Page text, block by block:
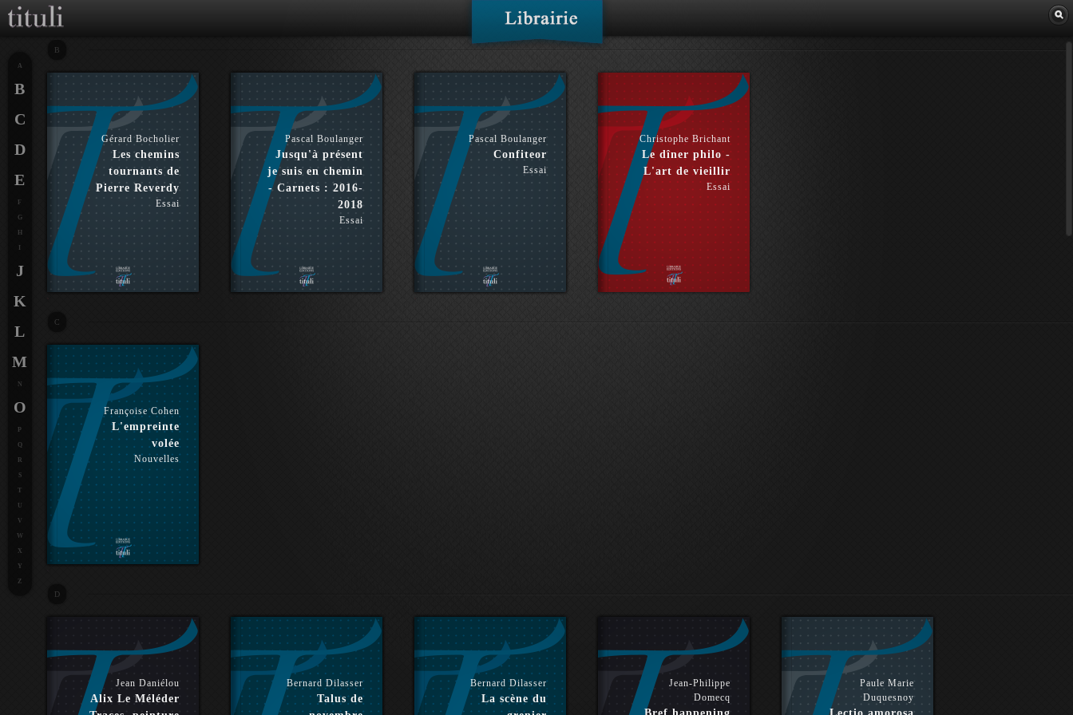
B
Gérard Bocholier
Les chemins
tournants de
Pierre Reverdy
Essai
Pascal Boulanger
Jusqu'à présent
je suis en chemin
- Carnets : 2016-
2018
Essai
Pascal Boulanger
Confiteor
Essai
Christophe Brichant
Le dîner philo -
L'art de vieillir
Essai
C
Françoise Cohen
L'empreinte
volée
Nouvelles
D
Jean Daniélou
Alix Le Méléder
Bernard Dilasser
Talus de
Bernard Dilasser
La scène du
Jean-Philippe
Domecq
Paule Marie
Duquesnoy
A
B
C
D
E
F
G
J
K
L
M
N
O
P
Q
R
S
T
U
V
W
X
Y
Z